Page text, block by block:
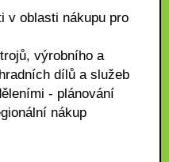
v oblasti nákupu pro
výrobního a
dílů a služeb
- plánování
nákup